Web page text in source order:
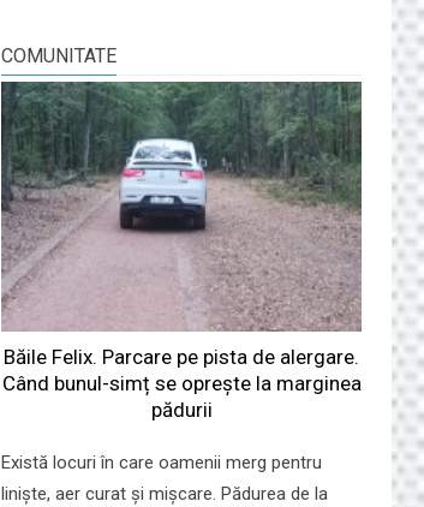
COMUNITATE
Băile Felix. Parcare pe pista de alergare.
Când bunul-simț se oprește la marginea
pădurii
Există locuri în care oamenii merg pentru
liniște, aer curat și mișcare. Pădurea de la